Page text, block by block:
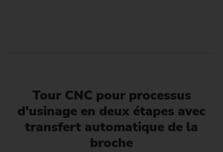
Tour CNC pour processus
d'usinage en deux étapes avec
transfert automatique de la
broche